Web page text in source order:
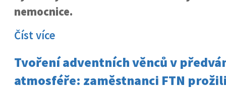
nemocnice.
Číst více
Tvoření adventních věnců v
atmosféře: zaměstnanci FTN